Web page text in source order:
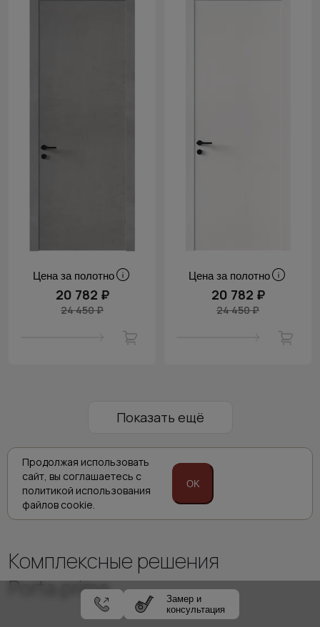
Цена за полотно
20 782 ₽
24 450 ₽
Цена за полотно
20 782 ₽
24 450 ₽
Показать ещё
1 2 4 5
Комплексные решения
Porta prima
Замер и
консультация
Продолжая использовать
сайт, вы соглашаетесь с
политикой использования
файлов cookie.
OK